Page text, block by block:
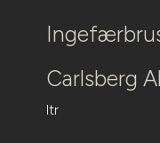
Carlsberg
ltr